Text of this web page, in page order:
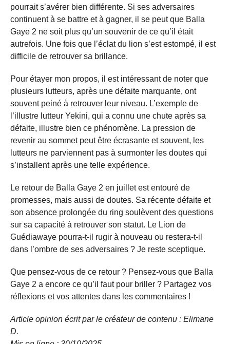
pourrait s’avérer bien différente. Si ses adversaires
continuent à se battre et à gagner, il se peut que Balla
Gaye 2 ne soit plus qu’un souvenir de ce qu’il était
autrefois. Une fois que l’éclat du lion s’est estompé, il est
difficile de retrouver sa brillance.
Pour étayer mon propos, il est intéressant de noter que
plusieurs lutteurs, après une défaite marquante, ont
souvent peiné à retrouver leur niveau. L’exemple de
l’illustre lutteur Yekini, qui a connu une chute après sa
défaite, illustre bien ce phénomène. La pression de
revenir au sommet peut être écrasante et souvent, les
lutteurs ne parviennent pas à surmonter les doutes qui
s’installent après une telle expérience.
Le retour de Balla Gaye 2 en juillet est entouré de
promesses, mais aussi de doutes. Sa récente défaite et
son absence prolongée du ring soulèvent des questions
sur sa capacité à retrouver son statut. Le Lion de
Guédiawaye pourra-t-il rugir à nouveau ou restera-t-il
dans l’ombre de ses adversaires ? Je reste sceptique.
Que pensez-vous de ce retour ? Pensez-vous que Balla
Gaye 2 a encore ce qu’il faut pour briller ? Partagez vos
réflexions et vos attentes dans les commentaires !
Article opinion écrit par le créateur de contenu : Elimane
D.